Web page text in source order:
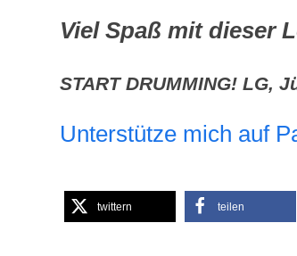
Viel Spaß mit dieser
START DRUMMING! LG,
Unterstütze mich auf
twittern teilen